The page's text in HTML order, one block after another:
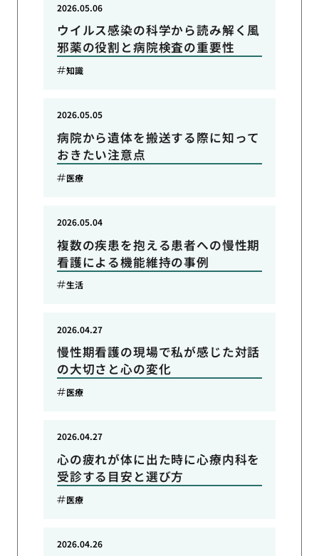
ウイルス感染の科学から読み解く風
邪薬の役割と病院検査の重要性
2026.05.06
知識
病院から遺体を搬送する際に知って
おきたい注意点
2026.05.05
医療
複数の疾患を抱える患者への慢性期
看護による機能維持の事例
2026.05.04
生活
慢性期看護の現場で私が感じた対話
の大切さと心の変化
2026.04.27
医療
心の疲れが体に出た時に心療内科を
受診する目安と選び方
2026.04.27
医療
2026.04.26